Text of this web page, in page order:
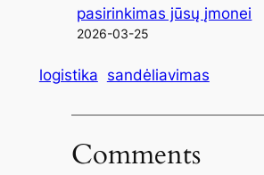
pasirinkimas jūsų įmonei
2026-03-25
logistika sandėliavimas
Comments